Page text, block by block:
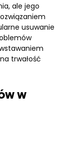
ale jego
usuwanie
trwałość
w